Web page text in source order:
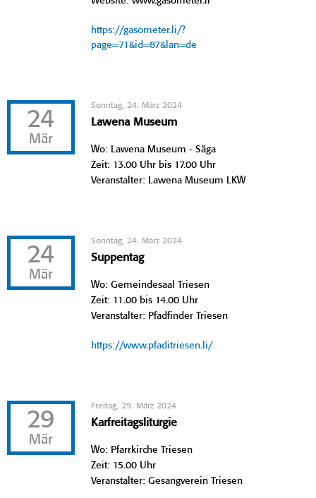
https://gasometer.li/?
page=71&id=87&lan=de
24
Mär
Sonntag, 24. März 2024
Lawena Museum
Wo: Lawena Museum - Säga
Zeit: 13.00 Uhr bis 17.00 Uhr
Veranstalter: Lawena Museum LKW
24
Mär
Sonntag, 24. März 2024
Suppentag
Wo: Gemeindesaal Triesen
Zeit: 11.00 bis 14.00 Uhr
Veranstalter: Pfadfinder Triesen
https://www.pfaditriesen.li/
29
Mär
Freitag, 29. März 2024
Karfreitagsliturgie
Wo: Pfarrkirche Triesen
Zeit: 15.00 Uhr
Veranstalter: Gesangverein Triesen